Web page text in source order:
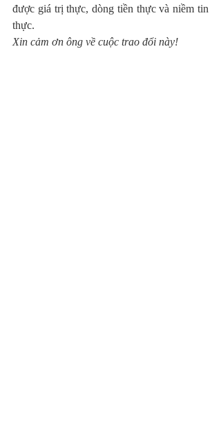
được giá trị thực, dòng tiền thực và niềm tin
thực.
Xin cảm ơn ông về cuộc trao đổi này!